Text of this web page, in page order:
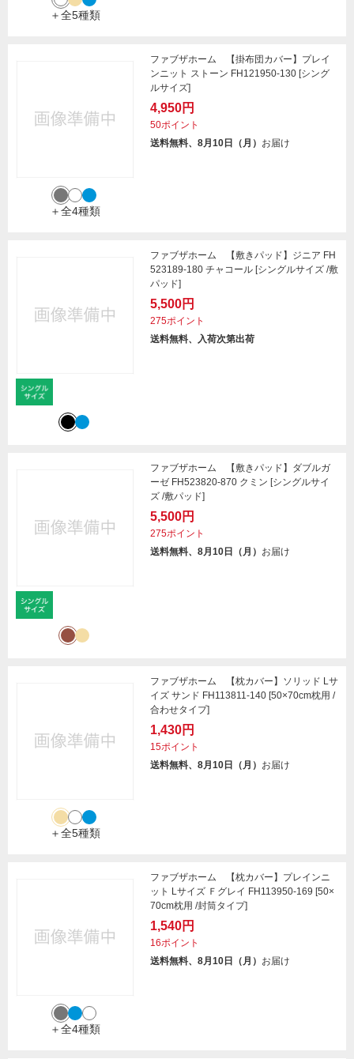
＋全5種類
＋全4種類
ファブザホーム 【掛布団カバー】プレイ
ンニット ストーン FH121950-130 [シング
ルサイズ]
4,950円
50ポイント
送料無料、8月10日（月） お届け
ファブザホーム 【敷きパッド】ジニア FH
523189-180 チャコール [シングルサイズ /敷
パッド]
5,500円
275ポイント
送料無料、入荷次第出荷
ファブザホーム 【敷きパッド】ダブルガ
ーゼ FH523820-870 クミン [シングルサイ
ズ /敷パッド]
5,500円
275ポイント
送料無料、8月10日（月） お届け
＋全5種類
ファブザホーム 【枕カバー】ソリッド Lサ
イズ サンド FH113811-140 [50×70cm枕用 /
合わせタイプ]
1,430円
15ポイント
送料無料、8月10日（月） お届け
＋全4種類
ファブザホーム 【枕カバー】プレインニ
ット Lサイズ Ｆグレイ FH113950-169 [50×
70cm枕用 /封筒タイプ]
1,540円
16ポイント
送料無料、8月10日（月） お届け